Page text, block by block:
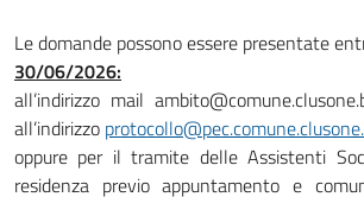
Le domande possono essere presentate
30/06/2026:
all’indirizzo mail
all’indirizzo
oppure per il tramite delle Assistenti
residenza previo appuntamento e